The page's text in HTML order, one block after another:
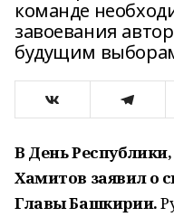
команде
завоевания
будущим
В День
Хамитов заявил о
Главы Башкирии.